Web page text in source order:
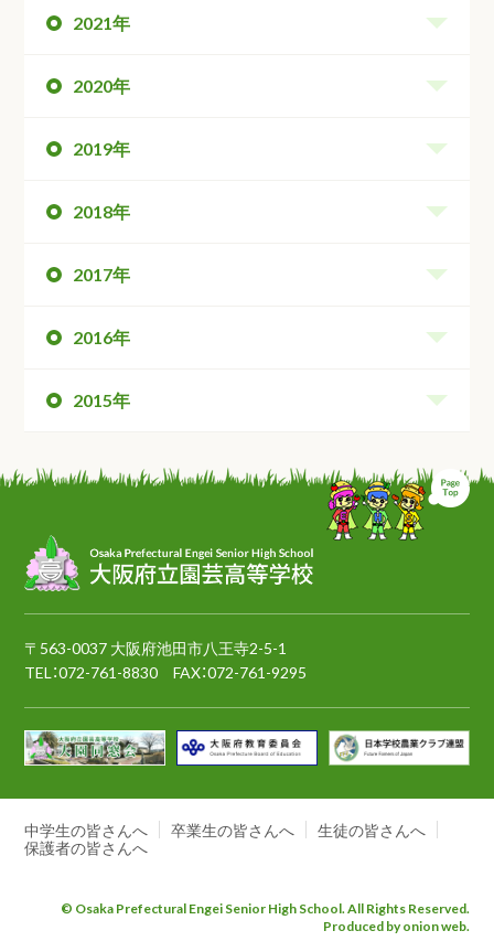
2021年
2020年
2019年
2018年
2017年
2016年
2015年
ペ
〒563-0037 大阪府池田市八王寺2-5-1
TEL：072-761-8830 FAX：072-761-9295
中学生の皆さんへ 卒業生の皆さんへ
生徒の皆さんへ
保護者の皆さんへ
© Osaka Prefectural Engei Senior High School. All Rights Reserved.
Produced by onion web.